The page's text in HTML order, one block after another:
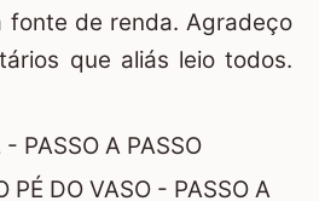
fonte de renda. Agradeço
que aliás leio todos.
- PASSO A PASSO
PÉ DO VASO - PASSO A